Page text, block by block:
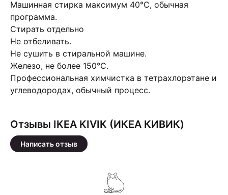
Машинная стирка максимум 40°С, обычная
программа.
Стирать отдельно
Не отбеливать.
Не сушить в стиральной машине.
Железо, не более 150°С.
Профессиональная химчистка в тетрахлорэтане и
углеводородах, обычный процесс.
Отзывы IKEA KIVIK (ИКЕА КИВИК)
Написать отзыв